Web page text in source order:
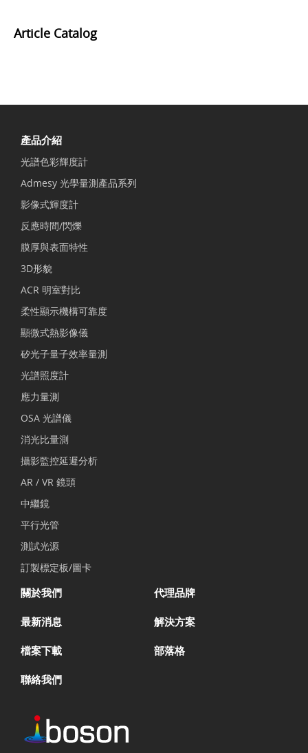
Article Catalog
產品介紹
光譜色彩輝度計
Admesy 光學量測產品系列
影像式輝度計
反應時間/閃爍
膜厚與表面特性
3D形貌
ACR 明室對比
柔性顯示機構可靠度
顯微式熱影像儀
矽光子量子效率量測
光譜照度計
應力量測
OSA 光譜儀
消光比量測
攝影監控延遲分析
AR / VR 鏡頭
中繼鏡
平行光管
測試光源
訂製標定板/圖卡
關於我們 代理品牌
最新消息 解決方案
檔案下載 部落格
聯絡我們